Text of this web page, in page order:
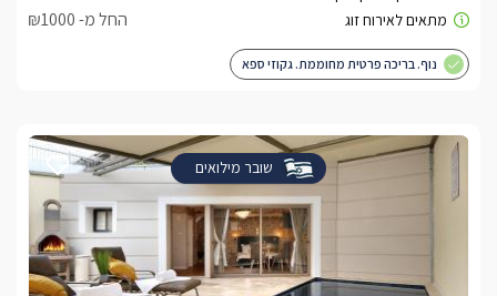
החל מ- ₪1000
נוף. בריכה פרטית מחוממת. גקוזי ספא
שובר מילואים